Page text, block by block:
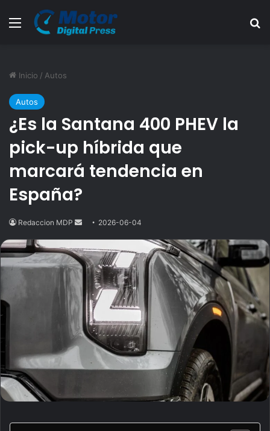
Menú
Inicio / Autos
Autos
¿Es la Santana 400 PHEV la
pick-up híbrida que
marcará tendencia en
España?
Redaccion MDP
Send
email
2026-06-04